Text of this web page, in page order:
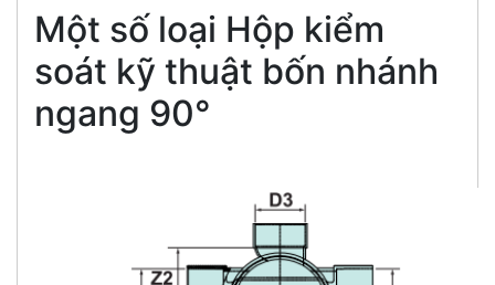
Một số loại Hộp kiểm
soát kỹ thuật bốn nhánh
ngang 90°